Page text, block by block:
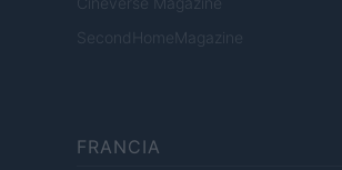
SecondHomeMagazine
FRANCIA